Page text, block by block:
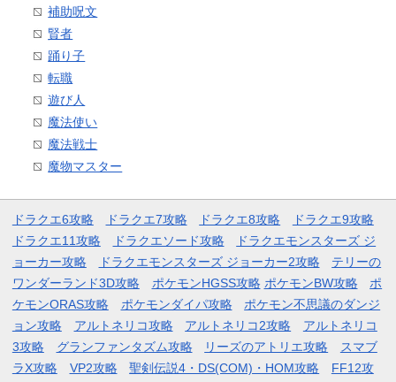
補助呪文
賢者
踊り子
転職
遊び人
魔法使い
魔法戦士
魔物マスター
ドラクエ6攻略 ドラクエ7攻略 ドラクエ8攻略
ドラクエ9攻略
ドラクエ11攻略
ドラクエソード攻略
ドラクエモンスターズ ジ
ョーカー攻略
ドラクエモンスターズ ジョーカー2攻略
テリーの
ワンダーランド3D攻略
ポケモンHGSS攻略 ポケモンBW攻略
ポ
ケモンORAS攻略
ポケモンダイパ攻略
ポケモン不思議のダンジ
ョン攻略
アルトネリコ攻略 アルトネリコ2攻略
アルトネリコ
3攻略
グランファンタズム攻略 リーズのアトリエ攻略
スマブ
ラX攻略
VP2攻略 聖剣伝説4・DS(COM)・HOM攻略 FF12攻